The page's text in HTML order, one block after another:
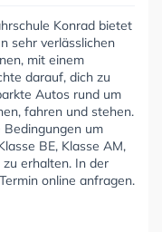
Konrad bietet
sehr verlässlichen
mit einem
darauf, dich zu
Autos rund um
fahren und stehen.
um
BE, Klasse AM,
zu erhalten. In der
online anfragen.